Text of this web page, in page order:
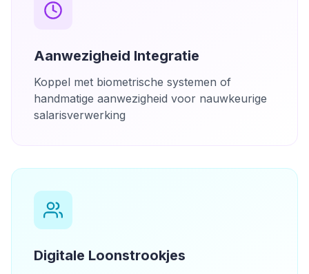
Aanwezigheid Integratie
Koppel met biometrische systemen of
handmatige aanwezigheid voor nauwkeurige
salarisverwerking
Digitale Loonstrookjes